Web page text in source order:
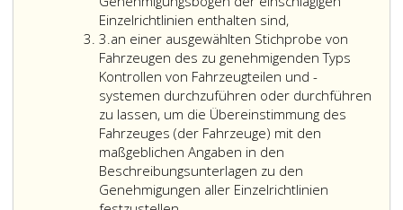
Einzelrichtlinien enthalten sind,
3.Ziffer
3
an einer ausgewählten Stichprobe von
Fahrzeugen des zu genehmigenden Typs
Kontrollen von Fahrzeugteilen und -
systemen durchzuführen oder durchführen
zu lassen, um die Übereinstimmung des
Fahrzeuges (der Fahrzeuge) mit den
maßgeblichen Angaben in den
Beschreibungsunterlagen zu den
Genehmigungen aller Einzelrichtlinien